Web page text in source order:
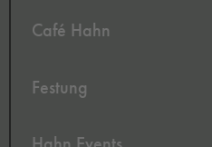
Café Hahn
Festung